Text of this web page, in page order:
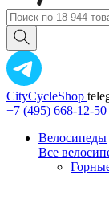
CityCycleShop
+7 (495) 668-12-50
Велосипеды
Все